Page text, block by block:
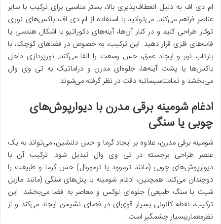
ام دی اف به دلیل انعطاف‌پذیری بالا، بستر مناسبی برای ترکیب با سایر
عناصر فراهم می‌کند. می‌توانید با استفاده از ام دی اف، باکس‌های نوری
توکار طراحی کنید و در کنار آن‌ها، آینه‌های دکوراتیو با اشکال هندسی یا
قاب‌های فلزی قرار دهید. این ترکیب، به خصوص در فضاهای کوچک، با
بازتاب نور و ایجاد عمق، حس وسعت را القا می‌کند. نورپردازی داخل
باکس‌ها یا پشت آینه‌ها، جلوه‌ای مدرن و دراماتیک به تی وی وال
می‌بخشد و تمامتاسیساتبه دقت در نظر گرفته می‌شوند.
ادغام شومینه برقی مدرن با دیوارپوش‌های
چوبی یا سنگی
شومینه برقی مدرن، علاوه بر ایجاد گرما و حس دلنشین، می‌تواند به یک
عنصر طراحی برجسته در تی وی وال تبدیل شود. ترکیب آن با
دیوارپوش‌های چوبی (مانند ترموود یا ترمووال) حس گرما و طبیعت را
دوچندان می‌کند. همچنین، ادغام شومینه با پنل‌های سنگی (مانند ماربل
شیت یا سنگ طبیعی) جلوه‌ای لوکس و معاصر به فضا می‌بخشد. این
ترکیب، نقطه کانونی بسیار قوی‌ای در فضای نشیمن ایجاد می‌کند و از
نظرمعماریبسیار چشمگیر است.